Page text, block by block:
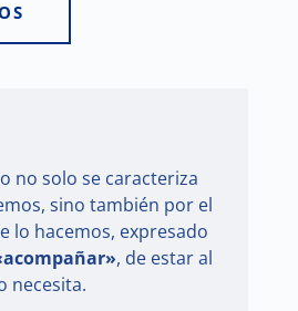
no solo se caracteriza
sino también por el
lo hacemos, expresado
, de estar al
necesita.